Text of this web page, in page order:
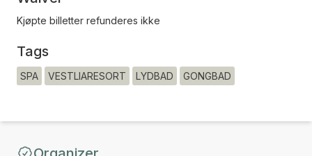
Kjøpte billetter refunderes ikke
Tags
SPA VESTLIARESORT LYDBAD GONGBAD